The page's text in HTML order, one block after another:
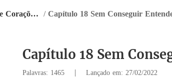
Coração de Gelo - Série Corações Insensíveis / Capítulo 18 Sem Conseguir
Capítulo 18 Sem
Palavras: 1465 | Lançado em: 27/02/2022